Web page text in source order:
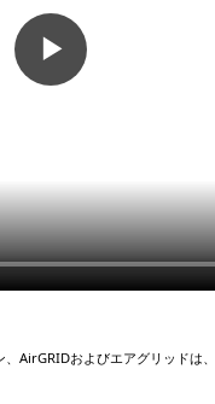
▶
AirGRIDおよびエアグリッドは